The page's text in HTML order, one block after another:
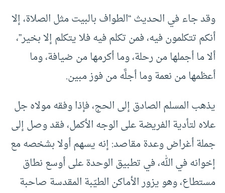
وقد جاء في الحديث “الطواف بالبيت مثل الصلاة، إلا
أنكم تتكلمون فيه، فمن تكلم فيه فلا يتكلم إلا بخير”،
ألا ما أجملها من رحلة، وما أكرمها من ضيافة، وما
أعظمها من نعمة وما أجلَّه من فوز مبين.
يذهب المسلم الصادق إلى الحج، فإذا وفقه مولاه جل
علاه لتأدية الفريضة على الوجه الأكمل، فقد وصل إلى
جملة أغراض وعدة مقاصد: إنه يسهم أولا بشخصه مع
إخوانه في الله، في تطبيق الوحدة على أوسع نطاق
مستطاع، وهو يزور الأماكن الطيّبة المقدسة صاحبة